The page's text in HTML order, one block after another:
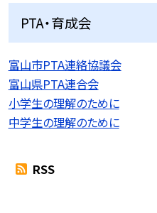
PTA・育成会
富山市PTA連絡協議会
富山県PTA連合会
小学生の理解のために
中学生の理解のために
RSS